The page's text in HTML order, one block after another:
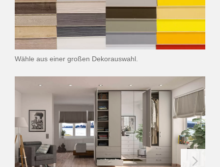
Wähle aus einer großen Dekorauswahl.